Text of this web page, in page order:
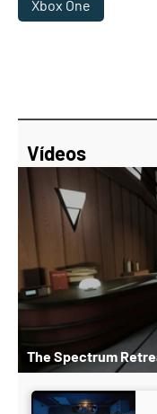
Xbox One
Vídeos
The Spectrum